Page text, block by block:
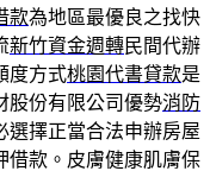
款為地區最優良之找快
新竹資金週轉民間代辦
度方式桃園代書貸款是
股份有限公司優勢消防
選擇正當合法申辦房屋
借款。皮膚健康肌膚保